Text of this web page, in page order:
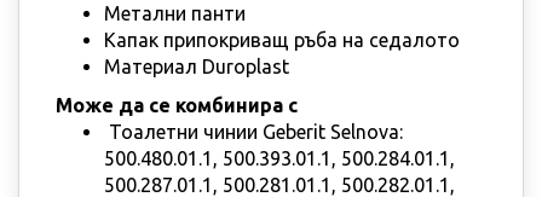
Метални панти
Капак припокриващ ръба на седалото
Материал Duroplast
Може да се комбинира с
Тоалетни чинии Geberit Selnova:
500.480.01.1, 500.393.01.1, 500.284.01.1,
500.287.01.1, 500.281.01.1, 500.282.01.1,